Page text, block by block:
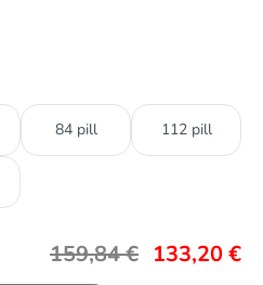
84 pill 112 pill
159,84€ 133,20€